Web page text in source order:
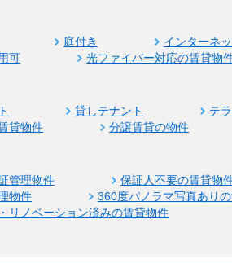
庭付き インターネ
可
光ファイバー対応の賃貸物
貸しテナント テ
貸物件
分譲賃貸の物件
管理物件 保証人不要の賃貸物
物件
360度パノラマ写真あり
リノベーション済みの賃貸物件